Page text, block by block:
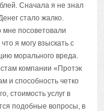
Сначала я не знал
стало жалко.
мне посоветовали
я могу взыскать с
морального вреда.
компании «Протэк
и способность четко
стоимость услуг в
подобные вопросы, в